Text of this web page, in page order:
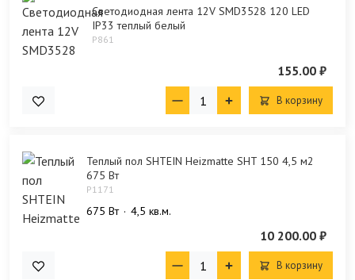
Светодиодная лента 12V SMD3528 120 LED
IP33 теплый белый
P861
155.00 ₽
В корзину
Теплый пол SHTEIN Heizmatte SHT 150 4,5 м2
675 Вт
P1171
675 Bт 4,5 кв.м.
10 200.00 ₽
В корзину